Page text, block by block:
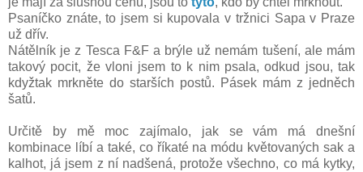
Psaníčko znáte, to jsem si kupovala v tržnici Sapa v Praze
už dřív.
Nátělník je z Tesca F&F a brýle už nemám tušení, ale mám
takový pocit, že vloni jsem to k nim psala, odkud jsou, tak
kdyžtak mrkněte do starších postů. Pásek mám z jedněch
šatů.
Určitě by mě moc zajímalo, jak se vám má dnešní
kombinace líbí a také, co říkaté na módu květovaných sak a
kalhot, já jsem z ní nadšená, protože všechno, co má kytky,